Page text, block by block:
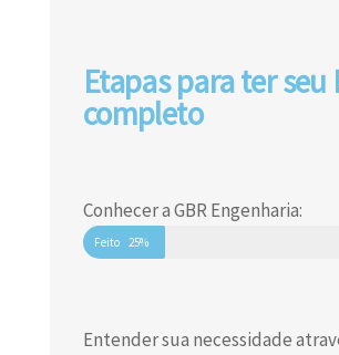
Etapas para ter seu
completo
Conhecer a GBR Engenharia:
Feito 25%
Entender sua necessidade